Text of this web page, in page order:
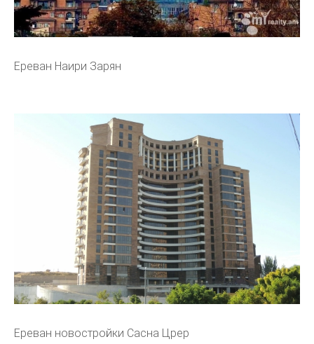
Ереван Наири Зарян
Ереван новостройки Сасна Црер